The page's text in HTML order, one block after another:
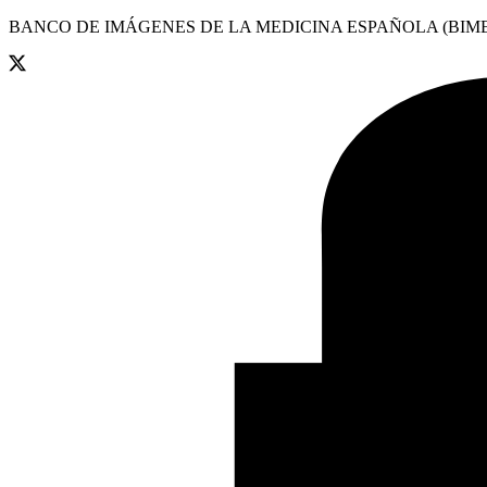
BANCO DE IMÁGENES DE LA MEDICINA ESPAÑOLA